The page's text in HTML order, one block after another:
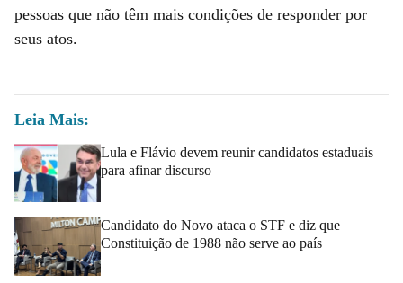
pessoas que não têm mais condições de responder por
seus atos.
Leia Mais:
Lula e Flávio devem reunir candidatos estaduais
para afinar discurso
Candidato do Novo ataca o STF e diz que
Constituição de 1988 não serve ao país